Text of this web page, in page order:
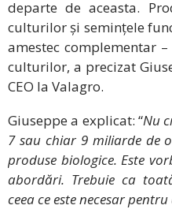
departe de aceasta.
culturilor și semințele
amestec complementar
culturilor, a precizat
CEO la Valagro.
Giuseppe a explicat: “Nu
7 sau chiar 9 miliarde de
produse biologice. Este
abordări. Trebuie ca
ceea ce este necesar